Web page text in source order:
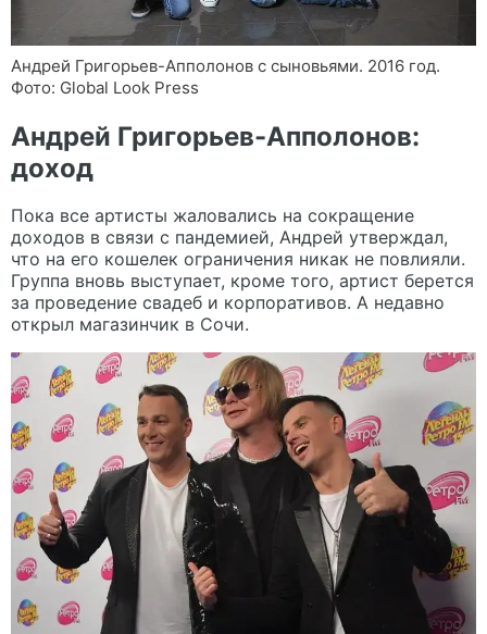
Андрей Григорьев-Апполонов с сыновьями. 2016 год.
Фото: Global Look Press
Андрей Григорьев-Апполонов:
доход
Пока все артисты жаловались на сокращение
доходов в связи с пандемией, Андрей утверждал,
что на его кошелек ограничения никак не повлияли.
Группа вновь выступает, кроме того, артист берется
за проведение свадеб и корпоративов. А недавно
открыл магазинчик в Сочи.